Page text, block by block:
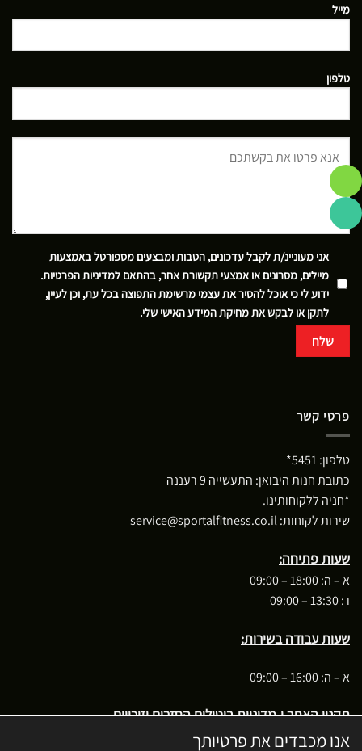
מייל
טלפון
אני מעוניינ/ת לקבל עדכונים, הטבות ומבצעים מספורטל באמצעות
מיילים, מסרונים או אמצעי תקשורת אחר, בהתאם למדיניות הפרטיות.
ידוע לי כי אוכל להסיר את עצמי מרשימת התפוצה בכל עת, וכן לעיין,
לתקן או לבקש את מחיקת המידע האישי שלי.
פרטי קשר
טלפון:5451*
כתובת חנות היבואן: התעשייה 9 רעננה
*חניה ללקוחותינו.
שירות לקוחות:service@sportalfitness.co.il
שעות פתיחה:
א – ה: 18:00 – 09:00
ו : 13:30 – 09:00
שעות עבודה בשירות:
א – ה: 16:00 – 09:00
תקנון האתר ו-מדיניות ביטולים החזרים וזיכויים
אנו מכבדים את פרטיותך